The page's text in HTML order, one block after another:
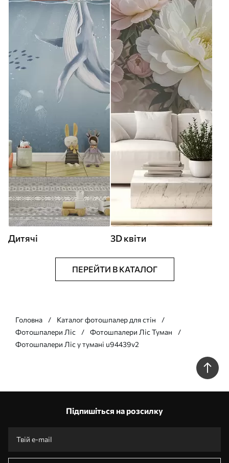
Дитячі 3D квіти
ПЕРЕЙТИ В КАТАЛОГ
Головна
Каталог фотошпалер для стін
Фотошпалери Ліс
Фотошпалери Ліс Туман
Фотошпалери Ліс у тумані u94439v2
Підпишіться на розсилку